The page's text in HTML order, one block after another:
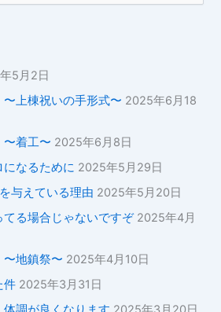
5月2日
上棟祝いの手形式〜 2025年6月18
〜着工〜 2025年6月8日
なるために 2025年5月29日
与えている理由 2025年5月20日
る場合じゃないですぞ 2025年4月
〜地鎮祭〜 2025年4月10日
件 2025年3月31日